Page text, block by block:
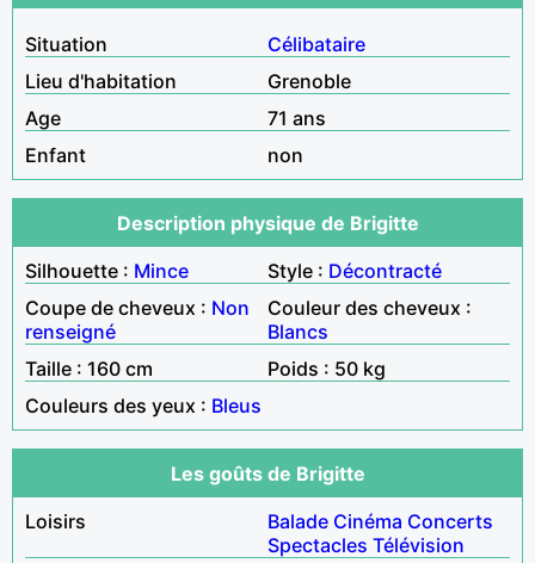
Situation
Célibataire
Lieu d'habitation
Grenoble
Age
71 ans
Enfant
non
Description physique de Brigitte
Silhouette : Mince Style : Décontracté
Coupe de cheveux : Non
renseigné
Couleur des cheveux :
Blancs
Taille : 160 cm
Poids : 50 kg
Couleurs des yeux : Bleus
Les goûts de Brigitte
Loisirs
Balade Cinéma Concerts
Spectacles Télévision